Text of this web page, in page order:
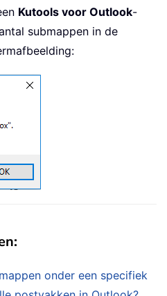
Kutools voor Outlook-
submappen in de
onder een specifiek